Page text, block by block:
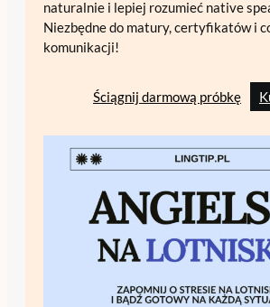
naturalnie i lepiej rozumieć native
Niezbędne do matury, certyfikatów i
komunikacji!
Ściągnij darmową próbkę